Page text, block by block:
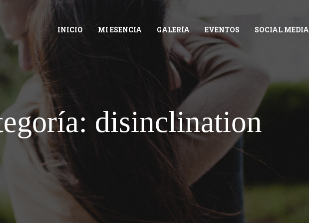
INICIO MI ESENCIA GALERÍA EVENTOS SOCIAL MEDIA
disinclination